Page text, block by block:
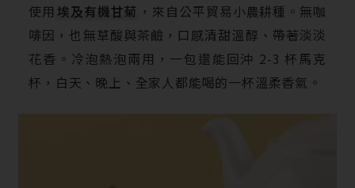
使用 埃及有機甘菊 ，來自公平貿易小農耕種。無咖
啡因，也無草酸與茶鹼，口感清甜溫醇、帶著淡淡
花香。冷泡熱泡兩用，一包還能回沖 2-3 杯馬克
杯，白天、晚上、全家人都能喝的一杯溫柔香氣。